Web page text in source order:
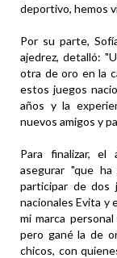
deportivo, hemos
Por su parte,
ajedrez, detalló:
otra de oro en la
estos juegos
años y la
nuevos amigos y
Para finalizar, el
asegurar "que
participar de dos
nacionales Evita y
mi marca
pero gané la de
chicos, con